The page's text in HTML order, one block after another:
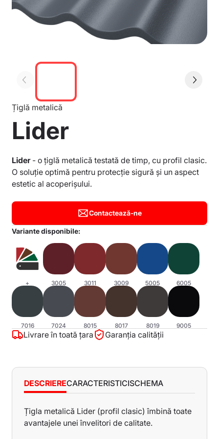
Țiglă metalică
Lider
Lider - o țiglă metalică testată de timp, cu profil clasic.
O soluție optimă pentru protecție sigură și un aspect
estetic al acoperișului.
Contactează-ne
Variante disponibile:
+ 3005 3011 3009 5005 6005
7016 7024 8015 8017 8019 9005
Livrare în toată țara Garanția calității
DESCRIERECARACTERISTICISCHEMA
Țigla metalică Lider (profil clasic) îmbină toate
avantajele unei învelitori de calitate.
Caracteristici